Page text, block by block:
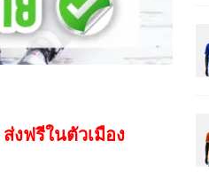
ส่งฟรีในตัวเมือง